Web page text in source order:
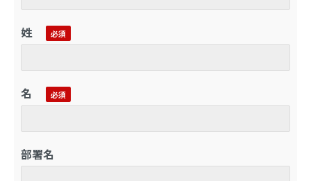
姓
名
部署名